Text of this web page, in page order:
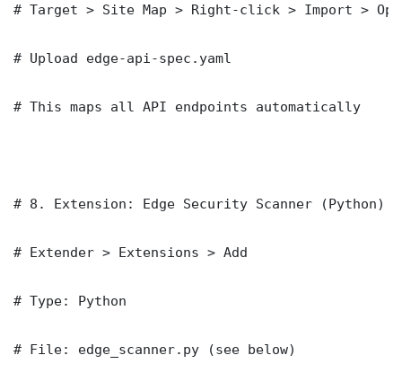
# Target > Site Map > Right-click > Import >
# Upload edge-api-spec.yaml
# This maps all API endpoints automatically
# 8. Extension: Edge Security Scanner (Python)
# Extender > Extensions > Add
# Type: Python
# File: edge_scanner.py (see below)